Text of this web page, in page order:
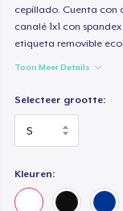
cepillado. Cuenta con
canalé 1x1 con
etiqueta removible
Toon Meer Details
Selecteer grootte:
Kleuren: